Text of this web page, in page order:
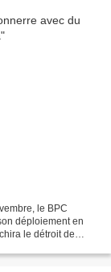
le BPC
déploiement en
le détroit de